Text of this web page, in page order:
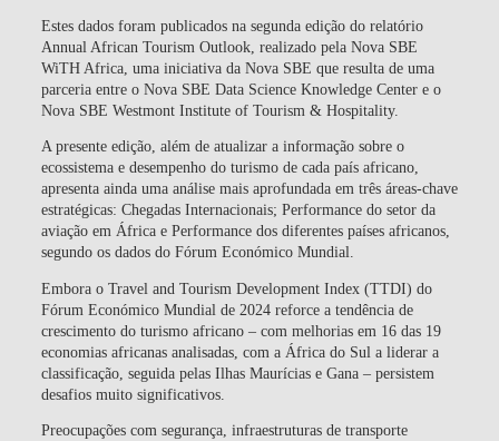
Estes dados foram publicados na segunda edição do relatório
Annual African Tourism Outlook, realizado pela Nova SBE
WiTH Africa, uma iniciativa da Nova SBE que resulta de uma
parceria entre o Nova SBE Data Science Knowledge Center e o
Nova SBE Westmont Institute of Tourism & Hospitality.
A presente edição, além de atualizar a informação sobre o
ecossistema e desempenho do turismo de cada país africano,
apresenta ainda uma análise mais aprofundada em três áreas-chave
estratégicas: Chegadas Internacionais; Performance do setor da
aviação em África e Performance dos diferentes países africanos,
segundo os dados do Fórum Económico Mundial.
Embora o Travel and Tourism Development Index (TTDI) do
Fórum Económico Mundial de 2024 reforce a tendência de
crescimento do turismo africano – com melhorias em 16 das 19
economias africanas analisadas, com a África do Sul a liderar a
classificação, seguida pelas Ilhas Maurícias e Gana – persistem
desafios muito significativos.
Preocupações com segurança, infraestruturas de transporte